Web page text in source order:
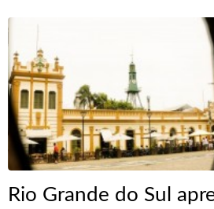
Rio Grande do Sul